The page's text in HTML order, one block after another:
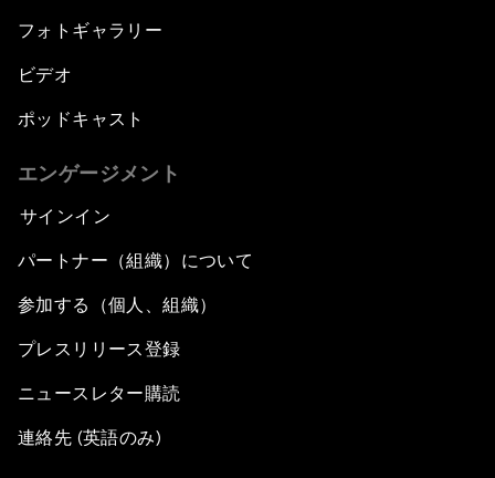
フォトギャラリー
ビデオ
ポッドキャスト
エンゲージメント
サインイン
パートナー（組織）について
参加する（個人、組織）
プレスリリース登録
ニュースレター購読
連絡先 (英語のみ)